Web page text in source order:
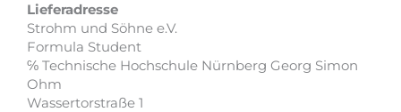
Lieferadresse
Strohm und Söhne e.V.
Formula Student
℅ Technische Hochschule Nürnberg Georg Simon
Ohm
Wassertorstraße 1